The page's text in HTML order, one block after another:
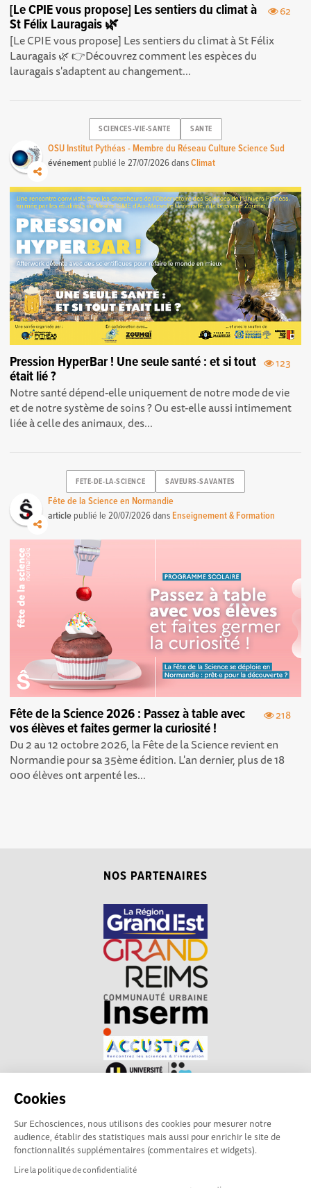
Cookies
Sur Echosciences, nous utilisons des cookies pour mesurer notre
audience, établir des statistiques mais aussi pour enrichir le site de
fonctionnalités supplémentaires (commentaires et widgets).
Lire la politique de confidentialité
62
[Le CPIE vous propose] Les sentiers du climat à
St Félix Lauragais 🌿
[Le CPIE vous propose] Les sentiers du climat à St Félix
Lauragais 🌿 👉Découvrez comment les espèces du
lauragais s'adaptent au changement...
SCIENCES-VIE-SANTE SANTE
OSU Institut Pythéas - Membre du Réseau Culture Science Sud
événement publié le27/07/2026dansClimat
123
Pression HyperBar ! Une seule santé : et si tout
était lié ?
Notre santé dépend-elle uniquement de notre mode de vie
et de notre système de soins ? Ou est-elle aussi intimement
liée à celle des animaux, des...
FETE-DE-LA-SCIENCE SAVEURS-SAVANTES
Fête de la Science en Normandie
article publié le20/07/2026dans Enseignement & Formation
218
Fête de la Science 2026 : Passez à table avec
vos élèves et faites germer la curiosité !
Du 2 au 12 octobre 2026, la Fête de la Science revient en
Normandie pour sa 35ème édition. L'an dernier, plus de 18
000 élèves ont arpenté les...
NOS PARTENAIRES
Echosciences Grand Est